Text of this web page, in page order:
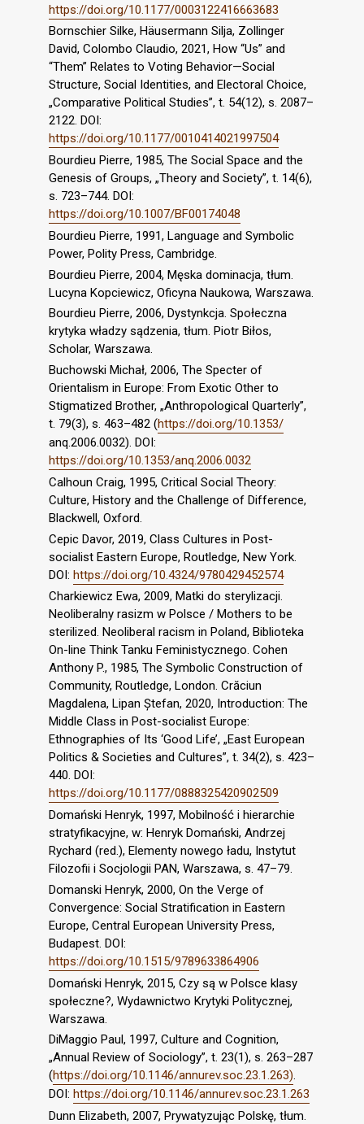
https://doi.org/10.1177/0003122416663683
Bornschier Silke, Häusermann Silja, Zollinger
David, Colombo Claudio, 2021, How “Us” and
“Them” Relates to Voting Behavior—Social
Structure, Social Identities, and Electoral Choice,
„Comparative Political Studies”, t. 54(12), s. 2087–
2122. DOI:
https://doi.org/10.1177/0010414021997504
Bourdieu Pierre, 1985, The Social Space and the
Genesis of Groups, „Theory and Society”, t. 14(6),
s. 723–744. DOI:
https://doi.org/10.1007/BF00174048
Bourdieu Pierre, 1991, Language and Symbolic
Power, Polity Press, Cambridge.
Bourdieu Pierre, 2004, Męska dominacja, tłum.
Lucyna Kopciewicz, Oficyna Naukowa, Warszawa.
Bourdieu Pierre, 2006, Dystynkcja. Społeczna
krytyka władzy sądzenia, tłum. Piotr Biłos,
Scholar, Warszawa.
Buchowski Michał, 2006, The Specter of
Orientalism in Europe: From Exotic Other to
Stigmatized Brother, „Anthropological Quarterly”,
t. 79(3), s. 463–482 (https://doi.org/10.1353/
anq.2006.0032). DOI:
https://doi.org/10.1353/anq.2006.0032
Calhoun Craig, 1995, Critical Social Theory:
Culture, History and the Challenge of Difference,
Blackwell, Oxford.
Cepic Davor, 2019, Class Cultures in Post-
socialist Eastern Europe, Routledge, New York.
DOI: https://doi.org/10.4324/9780429452574
Charkiewicz Ewa, 2009, Matki do sterylizacji.
Neoliberalny rasizm w Polsce / Mothers to be
sterilized. Neoliberal racism in Poland, Biblioteka
On-line Think Tanku Feministycznego. Cohen
Anthony P., 1985, The Symbolic Construction of
Community, Routledge, London. Crăciun
Magdalena, Lipan Ștefan, 2020, Introduction: The
Middle Class in Post-socialist Europe:
Ethnographies of Its ‘Good Life’, „East European
Politics & Societies and Cultures”, t. 34(2), s. 423–
440. DOI:
https://doi.org/10.1177/0888325420902509
Domański Henryk, 1997, Mobilność i hierarchie
stratyfikacyjne, w: Henryk Domański, Andrzej
Rychard (red.), Elementy nowego ładu, Instytut
Filozofii i Socjologii PAN, Warszawa, s. 47–79.
Domanski Henryk, 2000, On the Verge of
Convergence: Social Stratification in Eastern
Europe, Central European University Press,
Budapest. DOI:
https://doi.org/10.1515/9789633864906
Domański Henryk, 2015, Czy są w Polsce klasy
społeczne?, Wydawnictwo Krytyki Politycznej,
Warszawa.
DiMaggio Paul, 1997, Culture and Cognition,
„Annual Review of Sociology”, t. 23(1), s. 263–287
(https://doi.org/10.1146/annurev.soc.23.1.263).
DOI: https://doi.org/10.1146/annurev.soc.23.1.263
Dunn Elizabeth, 2007, Prywatyzując Polskę, tłum.